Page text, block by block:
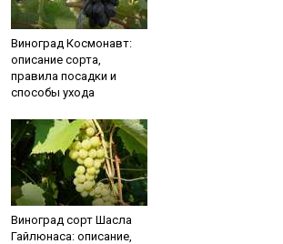
Виноград Космонавт:
описание сорта,
правила посадки и
способы ухода
Виноград сорт Шасла
Гайлюнаса: описание,